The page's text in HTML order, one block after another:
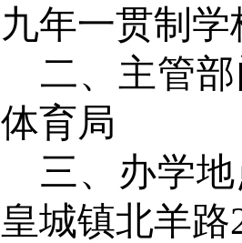
九年一贯制学
二、主管
体育局
三、办学
皇城镇北羊路